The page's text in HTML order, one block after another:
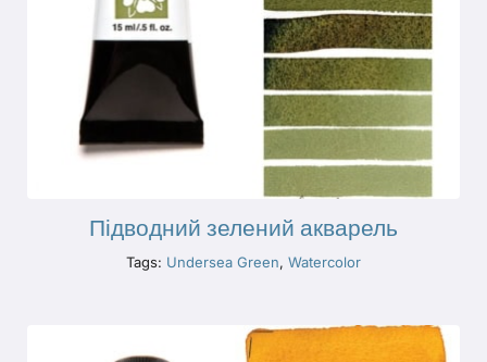
Підводний зелений акварель
Tags: Undersea Green, Watercolor